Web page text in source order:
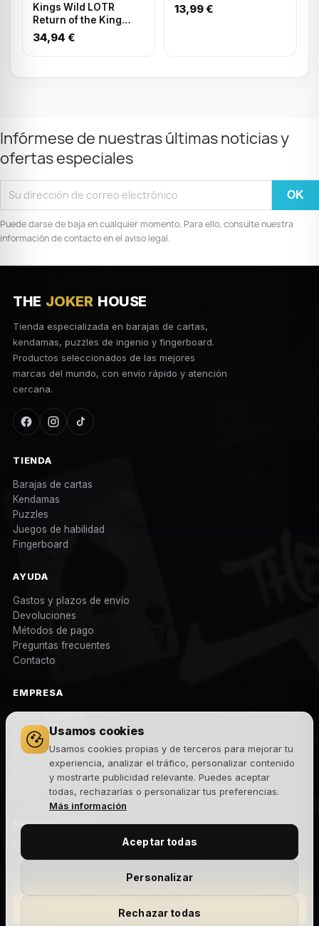
Usamos cookies
Usamos cookies propias y de terceros para mejorar tu
experiencia, analizar el tráfico, personalizar contenido
y mostrarte publicidad relevante. Puedes aceptar
todas, rechazarlas o personalizar tus preferencias.
Más información
Rechazar todas
Personalizar
Aceptar todas
Kings Wild LOTR
Return of the King
Black Gilded
34,94 €
13,99 €
Infórmese de nuestras últimas noticias y
ofertas especiales
Puede darse de baja en cualquier momento. Para ello, consulte nuestra
información de contacto en el aviso legal.
THE JOKER HOUSE
Tienda especializada en barajas de cartas,
kendamas, puzzles de ingenio y fingerboard.
Productos seleccionados de las mejores
marcas del mundo, con envío rápido y atención
cercana.
TIENDA
Barajas de cartas
Kendamas
Puzzles
Juegos de habilidad
Fingerboard
AYUDA
Gastos y plazos de envío
Devoluciones
Métodos de pago
Preguntas frecuentes
Contacto
EMPRESA
Sobre nosotros
Aviso legal
Política de privacidad
Términos y condiciones
Política de cookies
NEWSLETTER
Novedades, lanzamientos y ofertas exclusivas. Sin spam.
Suscribirme